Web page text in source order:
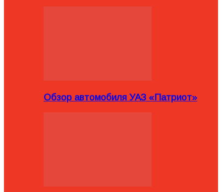
Обзор автомобиля УАЗ «Патриот»